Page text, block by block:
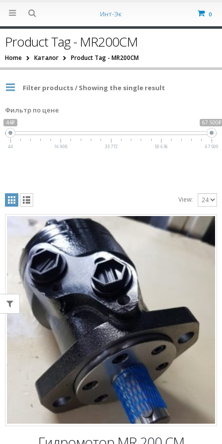
Инт-Эк 0
Product Tag - MR200CM
Home Каталог Product Tag - MR200CM
Filter products / Showing the single result
Фильтр по цене
44₽ 67 500₽
44 16 908 33 772 50 636 67 500
View: